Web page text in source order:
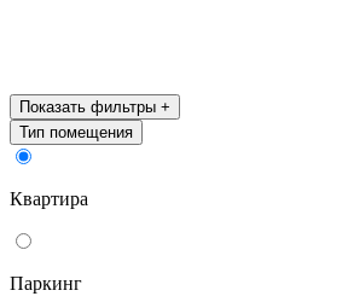
Показать фильтры +
Тип помещения
Квартира
Паркинг